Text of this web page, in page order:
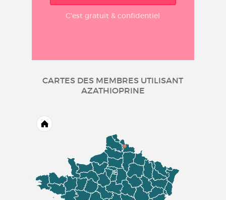
C'est gratuit & confidentiel
CARTES DES MEMBRES UTILISANT
AZATHIOPRINE